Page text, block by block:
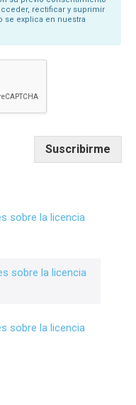
rectificar y suprimir
se explica en nuestra
Suscribirme
sobre la licencia
sobre la licencia
sobre la licencia